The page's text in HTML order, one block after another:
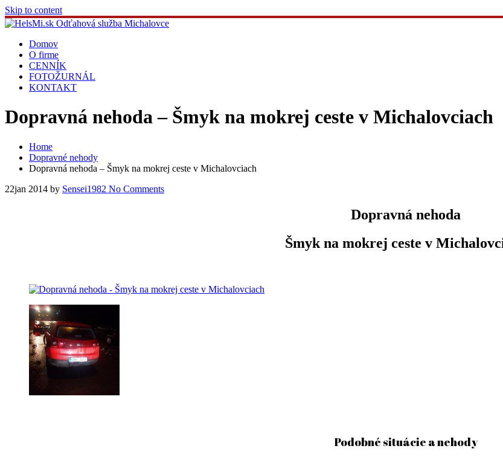
Skip to content
Domov
O firme
CENNÍK
FOTOŽURNÁL
KONTAKT
Dopravná nehoda – Šmyk na mokrej ceste v Michalovciach
Home
Dopravné nehody
Dopravná nehoda – Šmyk na mokrej ceste v Michalovciach
22jan 2014 by Sensei1982 No Comments
Dopravná nehoda
Šmyk na mokrej ceste v
Podobné situácie a nehody